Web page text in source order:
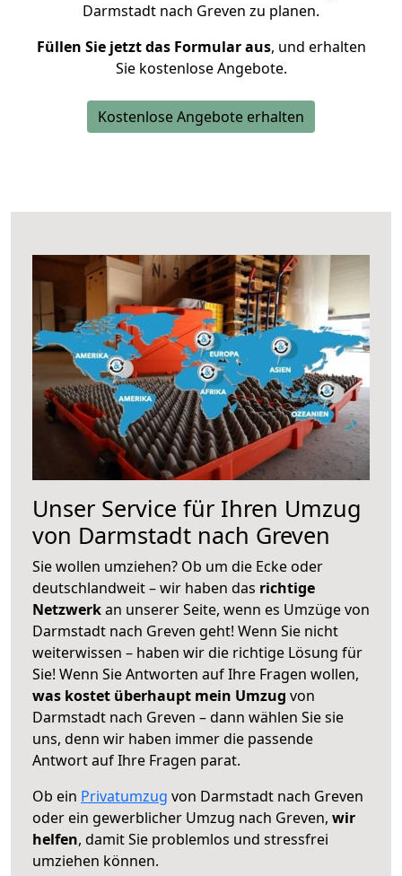
Darmstadt nach Greven zu planen.
Füllen Sie jetzt das Formular aus, und erhalten
Sie kostenlose Angebote.
Kostenlose Angebote erhalten
Unser Service für Ihren Umzug
von Darmstadt nach Greven
Sie wollen umziehen? Ob um die Ecke oder
deutschlandweit – wir haben das richtige
Netzwerkan unserer Seite, wenn es Umzüge von
Darmstadt nach Greven geht! Wenn Sie nicht
weiterwissen – haben wir die richtige Lösung für
Sie! Wenn Sie Antworten auf Ihre Fragen wollen,
was kostet überhaupt mein Umzug von
Darmstadt nach Greven – dann wählen Sie sie
uns, denn wir haben immer die passende
Antwort auf Ihre Fragen parat.
Ob ein Privatumzug von Darmstadt nach Greven
oder ein gewerblicher Umzug nach Greven, wir
helfen, damit Sie problemlos und stressfrei
umziehen können.